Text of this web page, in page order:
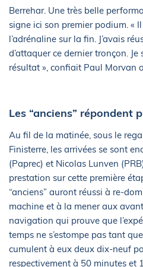
Berrehar. Une très belle
signe ici son premier podium. «
l’adrénaline sur la fin. J’avais
d’attaquer ce dernier tronçon.
résultat », confiait Paul Morvan
Les “anciens” répondent
Au fil de la matinée, sous le
Finisterre, les arrivées se sont
(Paprec) et Nicolas Lunven
prestation sur cette première
“anciens” auront réussi à re-
machine et à la mener aux
navigation qui prouve que
temps ne s’estompe pas tant
cumulent à eux deux dix-neuf
respectivement à 50 minutes et